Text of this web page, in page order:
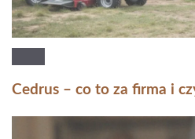
Cedrus – co to za firma i